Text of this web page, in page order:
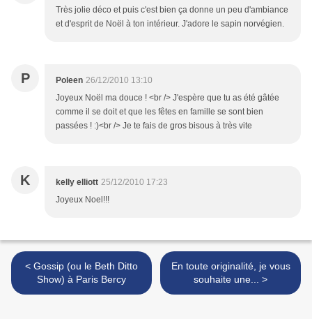
Très jolie déco et puis c'est bien ça donne un peu d'ambiance
et d'esprit de Noël à ton intérieur. J'adore le sapin norvégien.
P Poleen 26/12/2010 13:10
Joyeux Noël ma douce ! <br /> J'espère que tu as été gâtée
comme il se doit et que les fêtes en famille se sont bien
passées ! :)<br /> Je te fais de gros bisous à très vite
K kelly elliott 25/12/2010 17:23
Joyeux Noel!!!
< Gossip (ou le Beth Ditto
Show) à Paris Bercy
En toute originalité, je vous
souhaite une... >